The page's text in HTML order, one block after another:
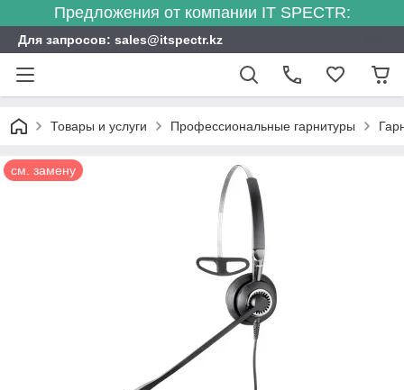
Предложения от компании IT SPECTR:
Для запросов: sales@itspectr.kz
Товары и услуги Профессиональные гарнитуры
см. замену